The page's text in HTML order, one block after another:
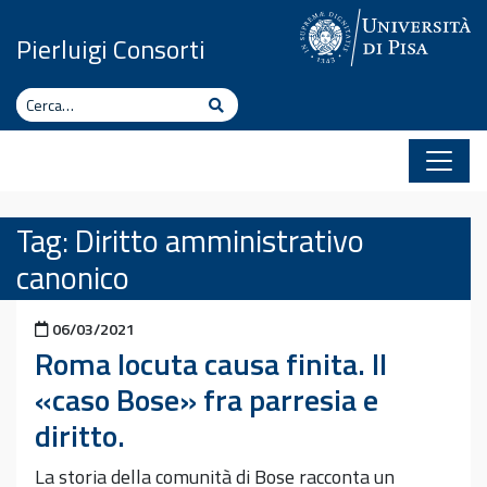
Pierluigi Consorti
Cerca Cerca
Tag: Diritto amministrativo
canonico
Pubblicato il
06/03/2021
Roma locuta causa finita. Il
«caso Bose» fra parresia e
diritto.
La storia della comunità di Bose racconta un